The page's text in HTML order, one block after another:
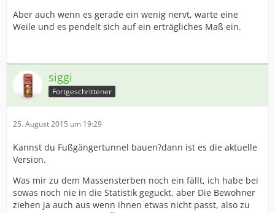
Aber auch wenn es gerade ein wenig nervt, warte eine
Weile und es pendelt sich auf ein erträgliches Maß ein.
siggi
Fortgeschrittener
25. August 2015 um 19:29
Kannst du Fußgängertunnel bauen?dann ist es die aktuelle
Version.
Was mir zu dem Massensterben noch ein fällt, ich habe bei
sowas noch nie in die Statistik geguckt, aber Die Bewohner
ziehen ja auch aus wenn ihnen etwas nicht passt, also zu